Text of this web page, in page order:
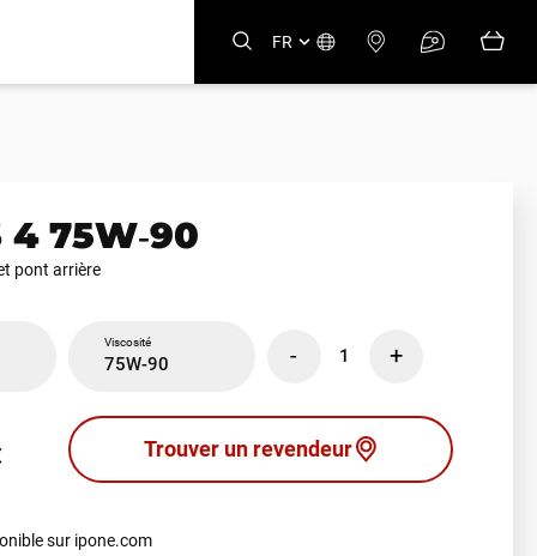
FR
4 75W‑90
pont arrière
Viscosité
75W-90 - 1 +
Trouver un revendeur
sur ipone.com